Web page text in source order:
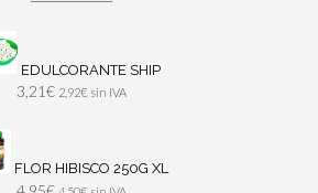
EDULCORANTE SHIP
3,21€ 2,92€ sin IVA
FLOR HIBISCO 250G XL